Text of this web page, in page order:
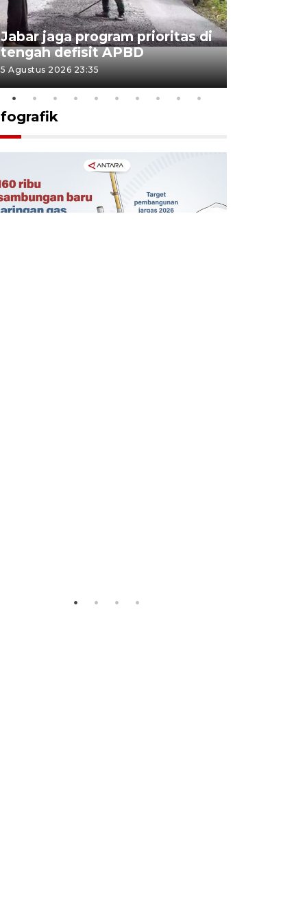
Jabar jaga program prioritas di
tengah defisit APBD
5 Agustus 2026 23:35